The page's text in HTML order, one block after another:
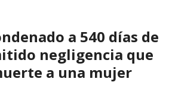
a 540 días de
negligencia que
a una mujer